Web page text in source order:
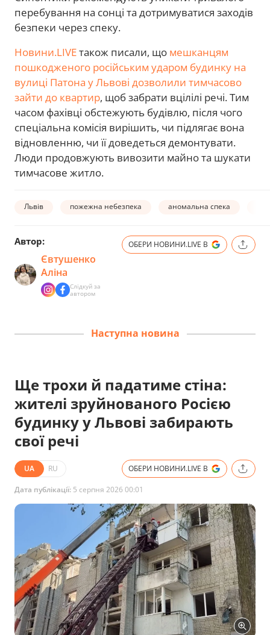
перебування на сонці та дотримуватися заходів
безпеки через спеку.
Новини.LIVEтакож писали, що мешканцям
пошкодженого російським ударом будинку на
вулиці Патона у Львові дозволили тимчасово
зайти до квартир, щоб забрати вцілілі речі. Тим
часом фахівці обстежують будівлю, після чого
спеціальна комісія вирішить, чи підлягає вона
відновленню, чи її доведеться демонтувати.
Люди продовжують вивозити майно та шукати
тимчасове житло.
Львів пожежна небезпека аномальна спека
Автор:
Євтушенко
Аліна
Слідкуй за
автором
ОБЕРИ НОВИНИ.LIVE В
Наступна новина
Ще трохи й падатиме стіна:
жителі зруйнованого Росією
будинку у Львові забирають
свої речі
UA RU ОБЕРИ НОВИНИ.LIVE В
Дата публікації: 5 серпня 2026 00:01